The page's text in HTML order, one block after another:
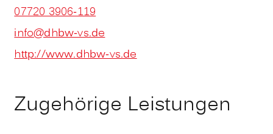
07720 3906-119
info@dhbw-vs.de
http://www.dhbw-vs.de
Zugehörige Leistungen